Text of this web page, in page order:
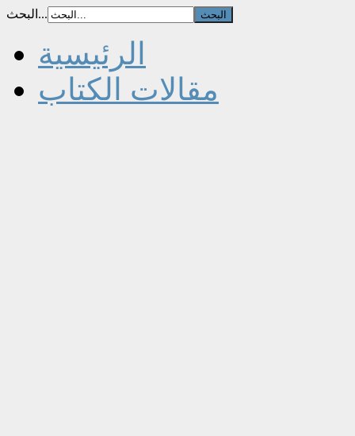
البحث...
الرئيسية
مقالات الكتاب